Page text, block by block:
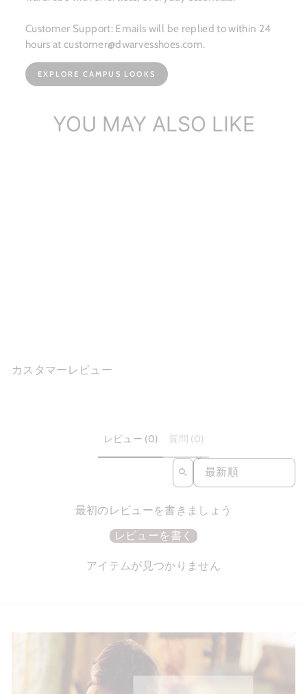
Customer Support: Emails will be replied to within 24
hours at customer@dwarvesshoes.com.
EXPLORE CAMPUS LOOKS
YOU MAY ALSO LIKE
カスタマーレビュー
レビュー (0) 質問 (0)
SORT REVIEWS BY
最初のレビューを書きましょう
レビューを書く
アイテムが見つかりません